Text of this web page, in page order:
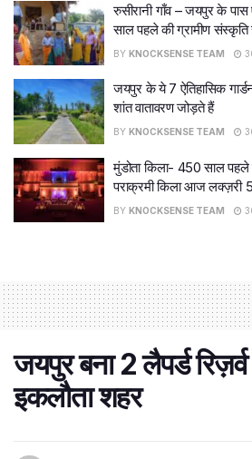
रुसीरानी गाँव – जयपुर के
साल पहले की ग्रामीण संस्कृति
BY KNOCKSENSE TEAM
जयपुर के ये 7 ऐतिहासिक
शांत वातावरण जोड़ते हैं
BY KNOCKSENSE TEAM
मुंडोता किला- 450 साल पहले
पराक्रमी किला आज लक्ज़री 5
BY KNOCKSENSE TEAM
जयपुर बना 2 लैपर्ड
इकलौता शहर